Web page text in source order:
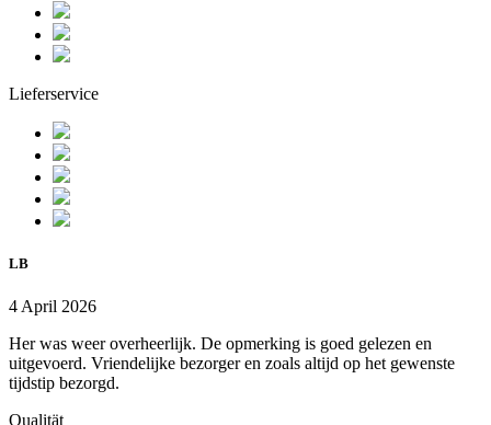
Lieferservice
LB
4 April 2026
Her was weer overheerlijk. De opmerking is goed gelezen en
uitgevoerd. Vriendelijke bezorger en zoals altijd op het gewenste
tijdstip bezorgd.
Qualität